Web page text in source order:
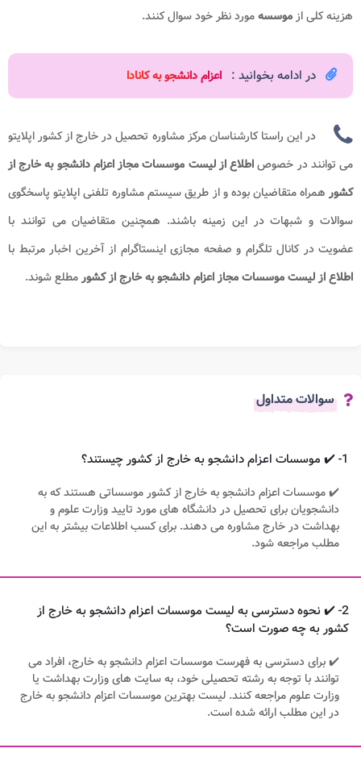
هزینه کلی ازموسسهمورد نظر خود سوال کنند.
در ادامه بخوانید : اعزام دانشجو به کانادا​
در این راستا کارشناسان مرکز مشاوره تحصیل در خارج از کشور اپلایتو
می توانند در خصوصاطلاع از لیست موسسات مجاز اعزام دانشجو به خارج از
کشورهمراه متقاضیان بوده و از طریق سیستم مشاوره تلفنی اپلایتو پاسخگوی
سوالات و شبهات در این زمینه باشند. همچنین متقاضیان می توانند با
عضویت در کانال تلگرام و صفحه مجازی اینستاگرام از آخرین اخبار مرتبط با
اطلاع از لیست موسسات مجاز اعزام دانشجو به خارج از کشورمطلع شوند.
سوالات متداول
1- ✔️ موسسات اعزام دانشجو به خارج از کشور چیستند؟
✔️ موسسات اعزام دانشجو به خارج از کشور موسساتی هستند که به
دانشجویان برای تحصیل در دانشگاه های مورد تایید وزارت علوم و
بهداشت در خارج مشاوره می دهند. برای کسب اطلاعات بیشتر به این
مطلب مراجعه شود.
2- ✔️ نحوه دسترسی به لیست موسسات اعزام دانشجو به خارج از
کشور به چه صورت است؟
✔️ برای دسترسی به فهرست موسسات اعزام دانشجو به خارج، افراد می
توانند با توجه به رشته تحصیلی خود، به سایت های وزارت بهداشت یا
وزارت علوم مراجعه کنند. لیست بهترین موسسات اعزام دانشجو به خارج
در این مطلب ارائه شده است.